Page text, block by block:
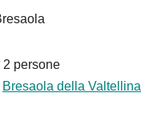
2 persone
Bresaola della Valtellina